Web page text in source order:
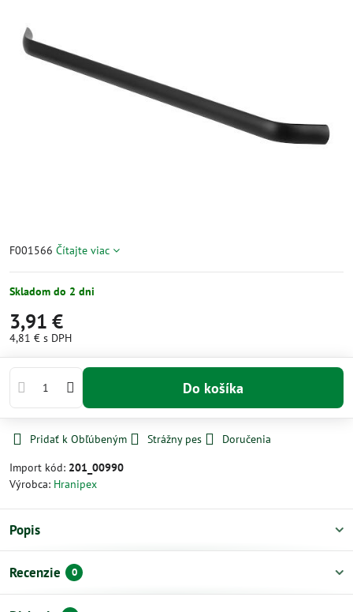
F001566 Čítajte viac
Skladom do 2 dni
3,91 €
4,81 € s DPH
Do košíka
Pridať k Obľúbeným Strážny pes
Doručenia
Import kód: 201_00990
Výrobca: Hranipex
Popis
Recenzie 0